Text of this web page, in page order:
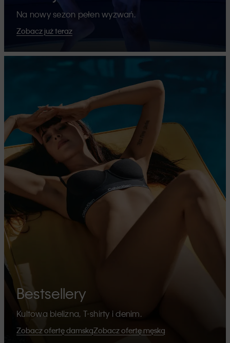
Na nowy sezon pełen wyzwań.
Zobacz już teraz
Bestsellery
Kultowa bielizna, T-shirty i denim.
Zobacz ofertę damskąZobacz ofertę męską